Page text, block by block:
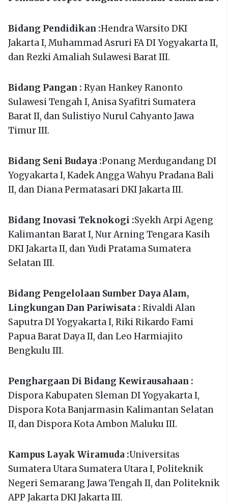
Bidang Pendidikan :Hendra Warsito DKI
Jakarta I, Muhammad Asruri FA DI Yogyakarta II,
dan Rezki Amaliah Sulawesi Barat III.
Bidang Pangan : Ryan Hankey Ranonto
Sulawesi Tengah I, Anisa Syafitri Sumatera
Barat II, dan Sulistiyo Nurul Cahyanto Jawa
Timur III.
Bidang Seni Budaya :Ponang Merdugandang DI
Yogyakarta I, Kadek Angga Wahyu Pradana Bali
II, dan Diana Permatasari DKI Jakarta III.
Bidang Inovasi Teknokogi :Syekh Arpi Ageng
Kalimantan Barat I, Nur Arning Tengara Kasih
DKI Jakarta II, dan Yudi Pratama Sumatera
Selatan III.
Bidang Pengelolaan Sumber Daya Alam,
Lingkungan Dan Pariwisata : Rivaldi Alan
Saputra DI Yogyakarta I, Riki Rikardo Fami
Papua Barat Daya II, dan Leo Harmiajito
Bengkulu III.
Penghargaan Di Bidang Kewirausahaan :
Dispora Kabupaten Sleman DI Yogyakarta I,
Dispora Kota Banjarmasin Kalimantan Selatan
II, dan Dispora Kota Ambon Maluku III.
Kampus Layak Wiramuda :Universitas
Sumatera Utara Sumatera Utara I, Politeknik
Negeri Semarang Jawa Tengah II, dan Politeknik
APP Jakarta DKI Jakarta III.